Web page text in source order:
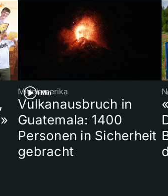
1 Min
Mittelamerika
Vulkanausbruch in
Guatemala: 1400
Personen in Sicherheit
gebracht